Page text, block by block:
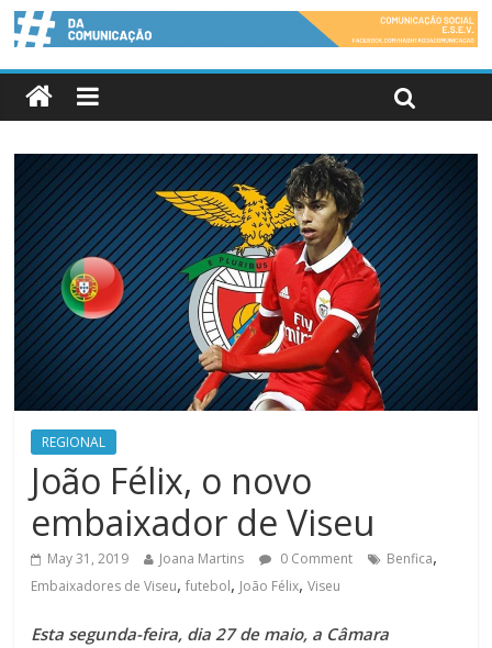
REGIONAL
João Félix, o novo
embaixador de Viseu
May 31, 2019 Joana Martins 0 Comment Benfica,
Embaixadores de Viseu,futebol, João Félix,Viseu
Esta segunda-feira, dia 27 de maio, a Câmara